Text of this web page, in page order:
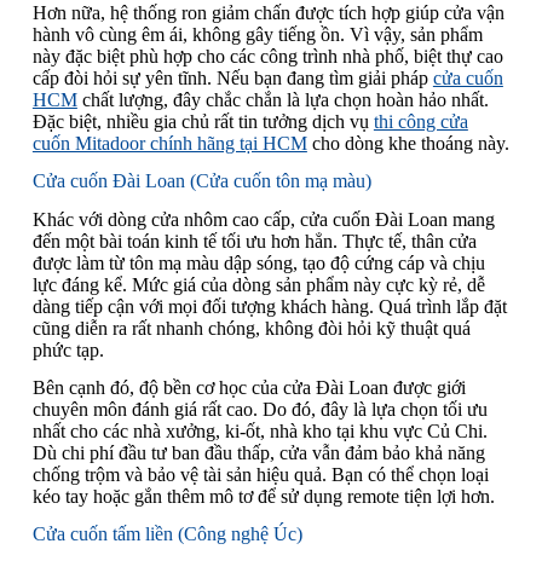
Hơn nữa, hệ thống ron giảm chấn được tích hợp giúp cửa vận
hành vô cùng êm ái, không gây tiếng ồn. Vì vậy, sản phẩm
này đặc biệt phù hợp cho các công trình nhà phố, biệt thự cao
cấp đòi hỏi sự yên tĩnh. Nếu bạn đang tìm giải pháp cửa cuốn
HCMchất lượng, đây chắc chắn là lựa chọn hoàn hảo nhất.
Đặc biệt, nhiều gia chủ rất tin tưởng dịch vụ thi công cửa
cuốn Mitadoor chính hãng tại HCMcho dòng khe thoáng này.
Cửa cuốn Đài Loan (Cửa cuốn tôn mạ màu)
Khác với dòng cửa nhôm cao cấp, cửa cuốn Đài Loan mang
đến một bài toán kinh tế tối ưu hơn hẳn. Thực tế, thân cửa
được làm từ tôn mạ màu dập sóng, tạo độ cứng cáp và chịu
lực đáng kể. Mức giá của dòng sản phẩm này cực kỳ rẻ, dễ
dàng tiếp cận với mọi đối tượng khách hàng. Quá trình lắp đặt
cũng diễn ra rất nhanh chóng, không đòi hỏi kỹ thuật quá
phức tạp.
Bên cạnh đó, độ bền cơ học của cửa Đài Loan được giới
chuyên môn đánh giá rất cao. Do đó, đây là lựa chọn tối ưu
nhất cho các nhà xưởng, ki-ốt, nhà kho tại khu vực Củ Chi.
Dù chi phí đầu tư ban đầu thấp, cửa vẫn đảm bảo khả năng
chống trộm và bảo vệ tài sản hiệu quả. Bạn có thể chọn loại
kéo tay hoặc gắn thêm mô tơ để sử dụng remote tiện lợi hơn.
Cửa cuốn tấm liền (Công nghệ Úc)